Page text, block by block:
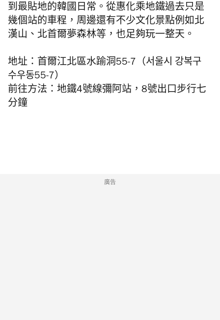
到最貼地的韓國日常。從惠化乘地鐵過去只是
幾個站的車程，周邊還有不少文化景點例如北
漢山、北首爾夢森林等，也足夠玩一整天。
地址：首爾江北區水踰洞55-7（서울시 강복구
수우동55-7）
前往方法：地鐵4號線彌阿站，8號出口步行七
分鐘
廣告